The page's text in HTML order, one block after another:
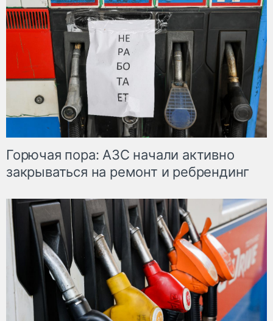
Горючая пора: АЗС начали активно
закрываться на ремонт и ребрендинг